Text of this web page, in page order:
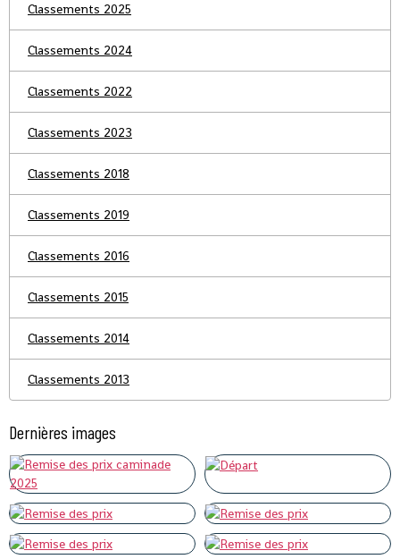
Classements 2025
Classements 2024
Classements 2022
Classements 2023
Classements 2018
Classements 2019
Classements 2016
Classements 2015
Classements 2014
Classements 2013
Dernières images